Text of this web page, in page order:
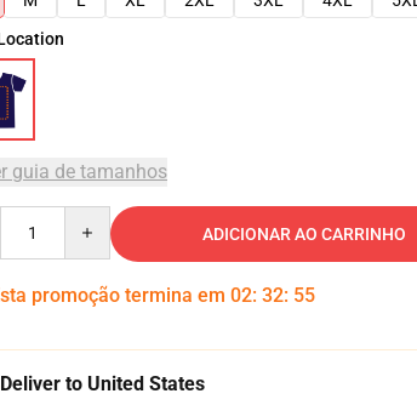
guia de tamanhos
ADICIONAR AO CARRINHO
promoção termina em 02: 32: 54
Deliver to United States